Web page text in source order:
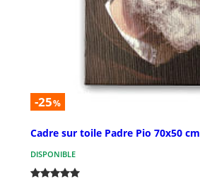
-25%
Cadre sur toile Padre Pio 70x50 cm
DISPONIBLE